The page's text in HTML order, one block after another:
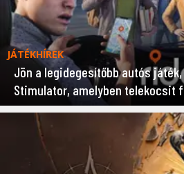
JÁTÉKHÍREK
Jön a legidegesítőbb autós
Stimulator, amelyben telekocsit